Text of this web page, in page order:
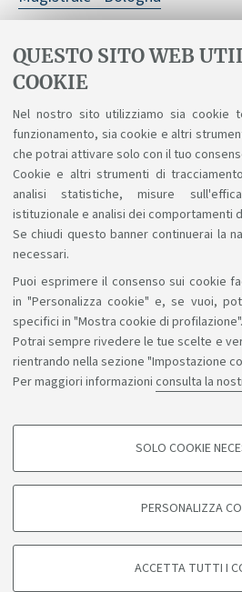
QUESTO SITO WEB
COOKIE
Nel nostro sito utilizziamo sia cookie
funzionamento, sia cookie e altri
che potrai attivare solo con il tuo
Cookie e altri strumenti di
analisi statistiche, misure
istituzionale e analisi dei comportamenti
Se chiudi questo banner continuerai la
necessari.
Puoi esprimere il consenso sui cookie
in "Personalizza cookie" e, se vuoi,
specifici in "Mostra cookie di profilazione".
Potrai sempre rivedere le tue scelte e
rientrando nella sezione "Impostazione
Per maggiori informazioni consulta la
COOKIE DI PROFILAZIONE -
degli utenti, creare profili in base al loro
di marketing.
SOLO COOKIE
PERSONALIZZA
ACCETTA TUTTI I
For further information please
https://www.uni-bielefeld.de/
fakultaet/studium/master/MA-
Systeme/aenderungen-im-wise-
Sosteniamo il diritto
Seguici su:
Bologna - Via Zamboni, 33 - 40126
CF:
Note legali Informazioni